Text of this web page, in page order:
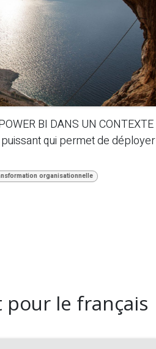
BI DANS UN CONTEXTE
qui permet de déployer
organisationnelle
pour le français